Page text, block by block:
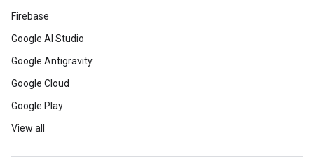
Firebase
Google AI Studio
Google Antigravity
Google Cloud
Google Play
View all